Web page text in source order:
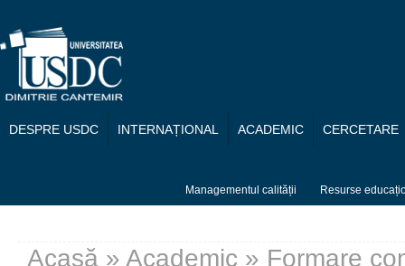
DESPRE USDC INTERNAȚIONAL ACADEMIC CERCETARE
Managementul calității Resurse
Acasă » Academic » Formare